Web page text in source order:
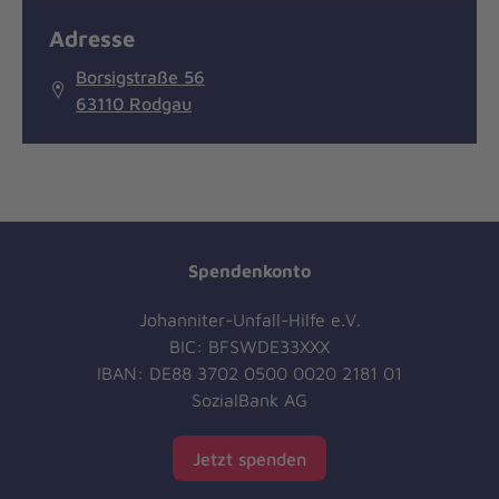
Adresse
Borsigstraße 56
63110 Rodgau
Spendenkonto
Johanniter-Unfall-Hilfe e.V.
BIC: BFSWDE33XXX
IBAN: DE88 3702 0500 0020 2181 01
SozialBank AG
Jetzt spenden